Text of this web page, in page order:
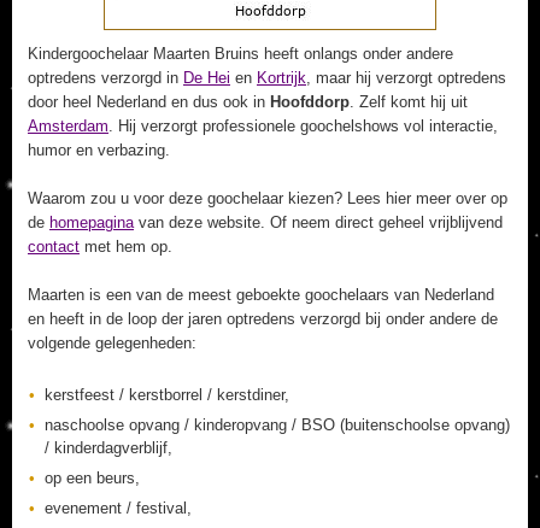
Kindergoochelaar Maarten Bruins heeft onlangs onder andere
optredens verzorgd in De Hei en Kortrijk, maar hij verzorgt optredens
door heel Nederland en dus ook in Hoofddorp. Zelf komt hij uit
Amsterdam. Hij verzorgt professionele goochelshows vol interactie,
humor en verbazing.
Waarom zou u voor deze goochelaar kiezen? Lees hier meer over op
de homepaginavan deze website. Of neem direct geheel vrijblijvend
contact met hem op.
Maarten is een van de meest geboekte goochelaars van Nederland
en heeft in de loop der jaren optredens verzorgd bij onder andere de
volgende gelegenheden:
kerstfeest / kerstborrel / kerstdiner,
naschoolse opvang / kinderopvang / BSO (buitenschoolse opvang)
/ kinderdagverblijf,
op een beurs,
evenement / festival,